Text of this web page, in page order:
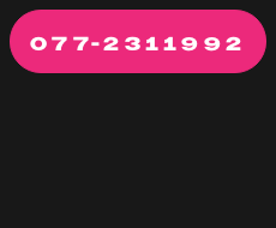
077-2311992